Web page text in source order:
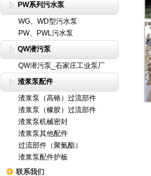
PW系列污水泵
WG、WD型污水泵
PW、PWL污水泵
QW潜污泵
QW潜污泵_石家庄工业泵厂
渣浆泵配件
渣浆泵（高铬）过流部件
渣浆泵（橡胶）过流部件
渣浆泵机械密封
渣浆泵其他配件
过流部件（聚氨酯）
渣浆泵配件护板
联系我们